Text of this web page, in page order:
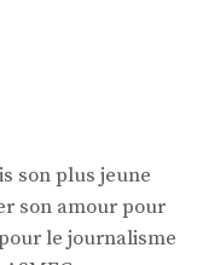
son plus jeune
son amour pour
le journalisme